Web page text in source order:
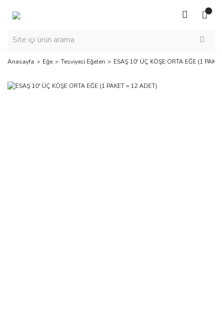
Anasayfa Eğe Tesviyeci Eğeleri ESAŞ 10' ÜÇ KÖŞE ORTA EĞE (1